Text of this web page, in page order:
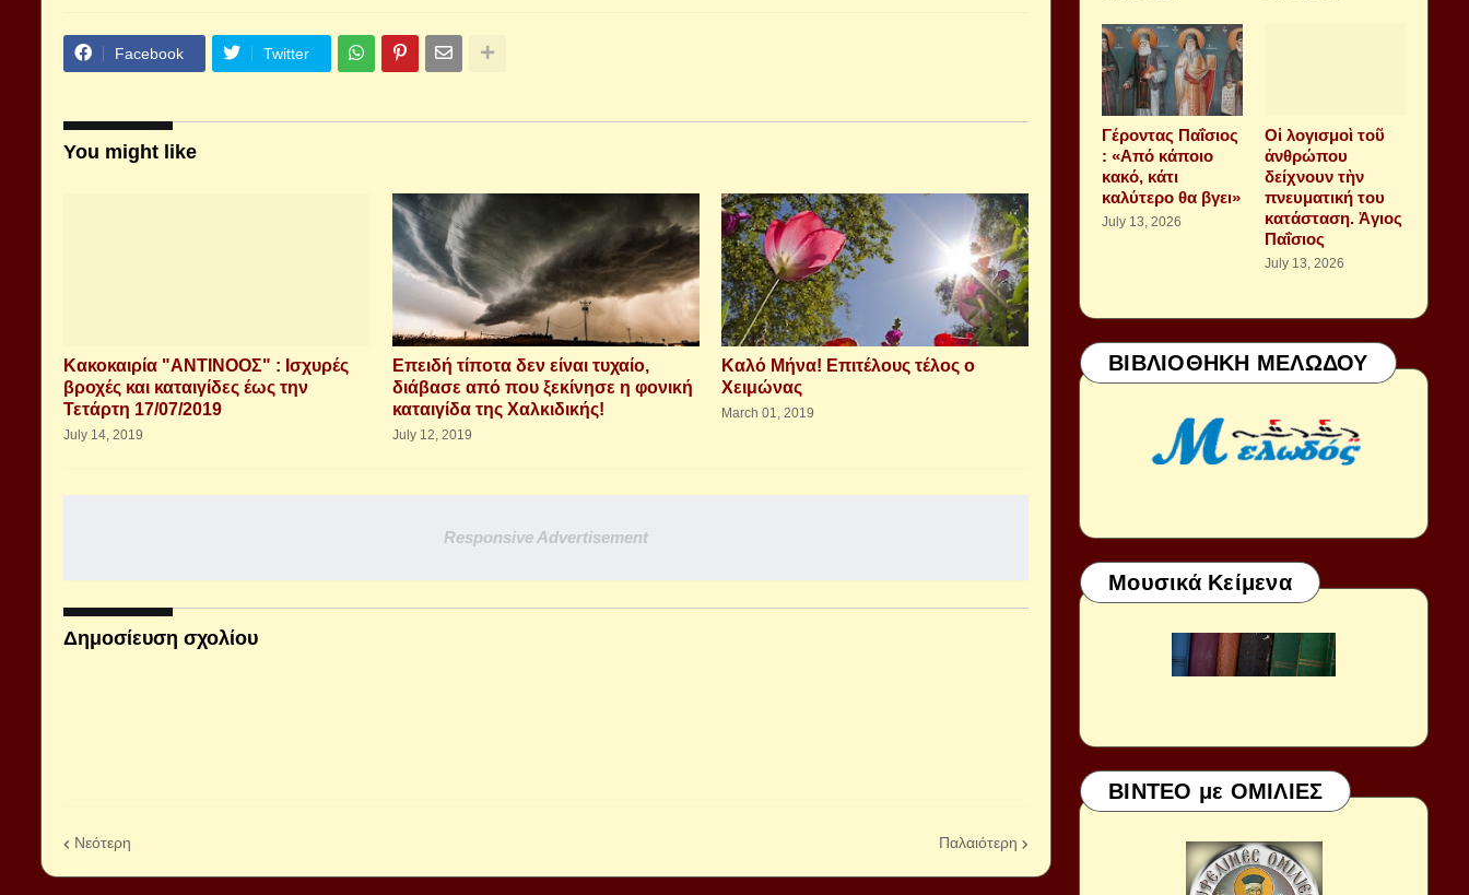
Facebook Twitter
You might like
Κακοκαιρία "ΑΝΤΙΝΟΟΣ" : Ισχυρές
βροχές και καταιγίδες έως την
Τετάρτη 17/07/2019
July 14, 2019
Επειδή τίποτα δεν είναι τυχαίο,
διάβασε από που ξεκίνησε η φονική
καταιγίδα της Χαλκιδικής!
July 12, 2019
Καλό Μήνα! Επιτέλους τέλος ο
Χειμώνας
March 01, 2019
Responsive Advertisement
Δημοσίευση σχολίου
Νεότερη Παλαιότερη
Γέροντας Παΐσιος
: «Από κάποιο
κακό, κάτι
καλύτερο θα βγει»
July 13, 2026
Οἱ λογισμοὶ τοῦ
ἀνθρώπου
δείχνουν τὴν
πνευματική του
κατάσταση. Ἁγιος
Παΐσιος
July 13, 2026
ΒΙΒΛΙΟΘΗΚΗ ΜΕΛΩΔΟΥ
Μουσικά Κείμενα
ΒΙΝΤΕΟ με ΟΜΙΛΙΕΣ